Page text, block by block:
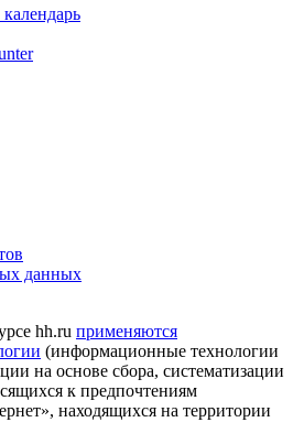
данных
hh.ru применяются
(информационные технологии
на основе сбора, систематизации
к предпочтениям
находящихся на территории